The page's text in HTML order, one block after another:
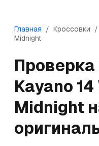
Главная / Кроссовки /
Midnight
Проверка
Kayano
Midnight